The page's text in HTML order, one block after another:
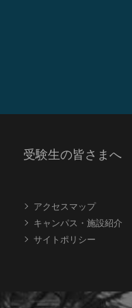
受験生の皆さまへ
アクセスマップ
キャンパス・施設紹介
サイトポリシー